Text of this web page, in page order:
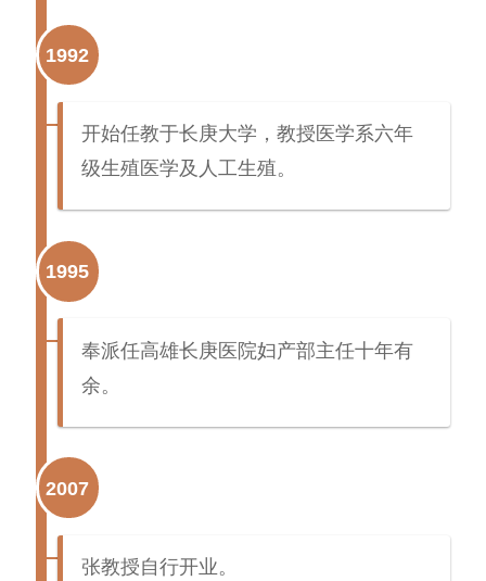
1992
开始任教于长庚大学，教授医学系六年
级生殖医学及人工生殖。
1995
奉派任高雄长庚医院妇产部主任十年有
余。
2007
张教授自行开业。